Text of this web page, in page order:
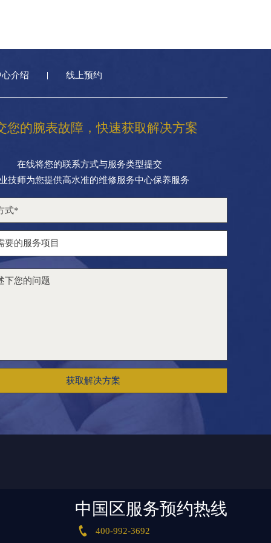
心介绍 线上预约
您的腕表故障，快速获取解决方案
在线将您的联系方式与服务类型提交
技师为您提供高水准的维修服务中心保养服务
获取解决方案
在收到通知后立即依法处理。当前页面信息更新时间：2026-07-
中国区服务预约热线
 400-992-3692